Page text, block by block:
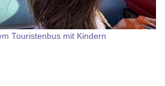
Touristenbus mit Kindern